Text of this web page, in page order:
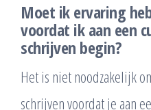
Moet ik ervaring
voordat ik aan een
schrijven begin?
Het is niet noodzakelijk
schrijven voordat je aan